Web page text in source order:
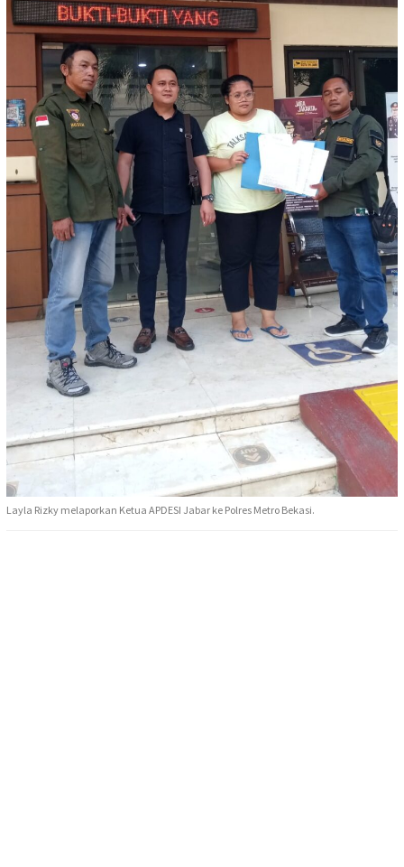
Layla Rizky melaporkan Ketua APDESI Jabar ke Polres Metro Bekasi.